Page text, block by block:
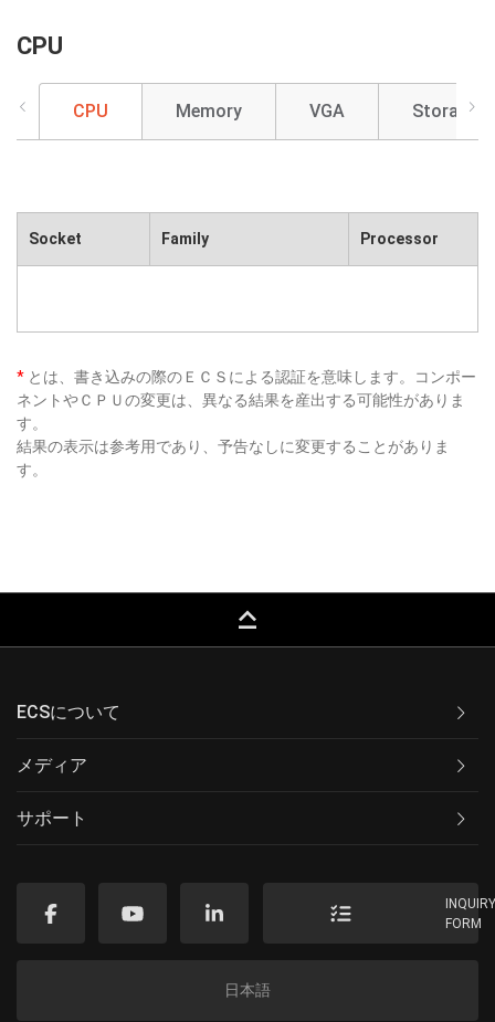
CPU
CPU Memory VGA Storage
Socket Family Processor
* とは、書き込みの際のＥＣＳによる認証を意味します。コンポー
ネントやＣＰＵの変更は、異なる結果を産出する可能性がありま
す。
結果の表示は参考用であり、予告なしに変更することがありま
す。
keyboard_capslock
ECSについて
メディア
サポート
FORM
日本語